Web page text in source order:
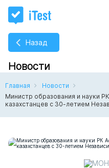
Назад
Новости
Главная
Новости
Министр образования и науки
казахстанцев с 30-летием